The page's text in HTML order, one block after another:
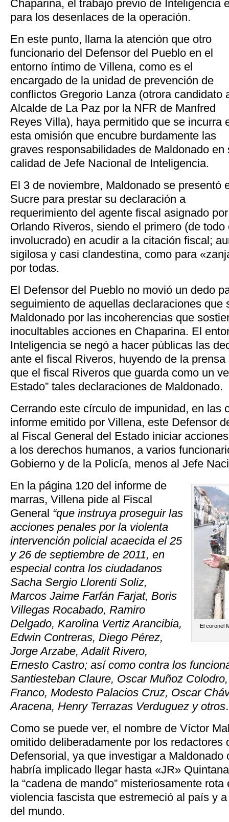
Chaparina, el trabajo previo de Inteligencia
para los desenlaces de la operación.
En este punto, llama la atención que otro
funcionario del Defensor del Pueblo en el
entorno íntimo de Villena, como es el
encargado de la unidad de prevención de
conflictos Gregorio Lanza (otrora candidato
Alcalde de La Paz por la NFR de Manfred
Reyes Villa), haya permitido que se incurra
esta omisión que encubre burdamente las
graves responsabilidades de Maldonado en
calidad de Jefe Nacional de Inteligencia.
El 3 de noviembre, Maldonado se presentó
Sucre para prestar su declaración a
requerimiento del agente fiscal asignado
Orlando Riveros, siendo el primero (de
involucrado) en acudir a la citación fiscal;
sigilosa y casi clandestina, como para
por todas.
El Defensor del Pueblo no movió un dedo
seguimiento de aquellas declaraciones que
Maldonado por las incoherencias que
inocultables acciones en Chaparina. El
Inteligencia se negó a hacer públicas las
ante el fiscal Riveros, huyendo de la
que el fiscal Riveros que guarda como un
Estado” tales declaraciones de Maldonado.
Cerrando este círculo de impunidad, en las
informe emitido por Villena, este Defensor
al Fiscal General del Estado iniciar
a los derechos humanos, a varios
Gobierno y de la Policía, menos al Jefe
El coronel
En la página 120 del informe de
marras, Villena pide al Fiscal
General “que instruya proseguir las
acciones penales por la violenta
intervención policial acaecida el 25
y 26 de septiembre de 2011, en
especial contra los ciudadanos
Sacha Sergio Llorenti Soliz,
Marcos Jaime Farfán Farjat, Boris
Villegas Rocabado, Ramiro
Delgado, Karolina Vertiz Arancibia,
Edwin Contreras, Diego Pérez,
Jorge Arzabe, Adalit Rivero,
Ernesto Castro; así como contra los
Santiesteban Claure, Oscar Muñoz
Franco, Modesto Palacios Cruz, Oscar
Aracena, Henry Terrazas Verduguez y
Como se puede ver, el nombre de Víctor
omitido deliberadamente por los redactores
Defensorial, ya que investigar a Maldonado
habría implicado llegar hasta «JR»
la “cadena de mando” misteriosamente
violencia fascista que estremeció al país y
del mundo.